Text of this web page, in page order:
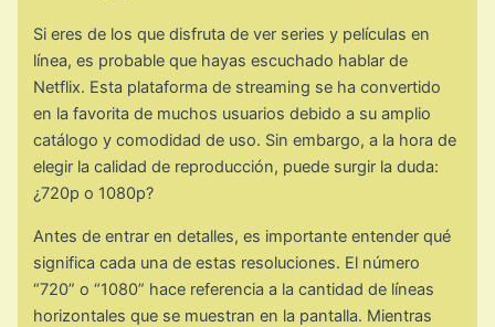
Si eres de los que disfruta de ver series y películas en
línea, es probable que hayas escuchado hablar de
Netflix. Esta plataforma de streaming se ha convertido
en la favorita de muchos usuarios debido a su amplio
catálogo y comodidad de uso. Sin embargo, a la hora de
elegir la calidad de reproducción, puede surgir la duda:
¿720p o 1080p?
Antes de entrar en detalles, es importante entender qué
significa cada una de estas resoluciones. El número
“720” o “1080” hace referencia a la cantidad de líneas
horizontales que se muestran en la pantalla. Mientras